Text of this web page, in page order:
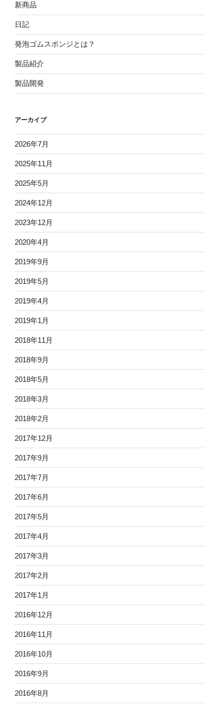
新商品
日記
発泡ゴムスポンジとは？
製品紹介
製品開発
アーカイブ
2026年7月
2025年11月
2025年5月
2024年12月
2023年12月
2020年4月
2019年9月
2019年5月
2019年4月
2019年1月
2018年11月
2018年9月
2018年5月
2018年3月
2018年2月
2017年12月
2017年9月
2017年7月
2017年6月
2017年5月
2017年4月
2017年3月
2017年2月
2017年1月
2016年12月
2016年11月
2016年10月
2016年9月
2016年8月